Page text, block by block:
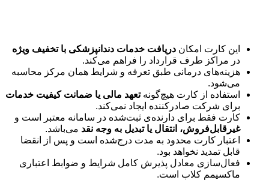
این کارت امکان دریافت خدمات دندانپزشکی با تخفیف ویژه
در مراکز طرف قرارداد را فراهم می‌کند.
هزینه‌های درمانی طبق تعرفه و شرایط همان مرکز محاسبه
می‌شود.
استفاده از کارت هیچ‌گونهتعهد مالی یا ضمانت کیفیت خدمات
برای شرکت صادرکننده ایجاد نمی‌کند.
کارت فقط برای دارنده‌ی ثبت‌شده در سامانه معتبر است و
غیرقابل‌فروش، انتقال یا تبدیل به وجه نقد می‌باشد.
اعتبار کارت محدود به مدت درج‌شده است و پس از انقضا
قابل تمدید نخواهد بود.
فعال‌سازی معادل پذیرش کامل شرایط و ضوابط اعتباری
ماکسیمم کلاب است.